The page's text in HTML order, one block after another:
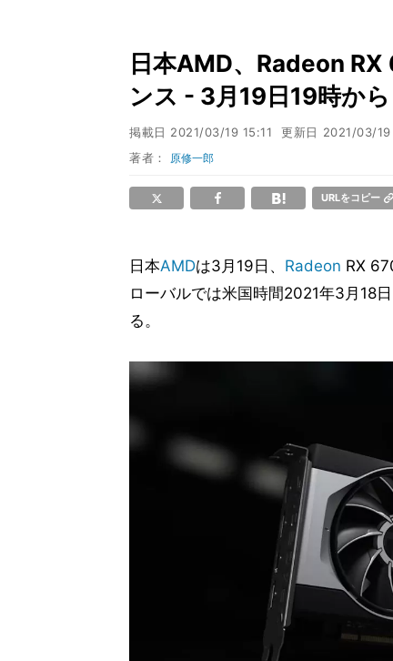
日本AMD、Radeon
ンス - 3月19日19時から
掲載日 2021/03/19 15:11 更新日 2021/03/19
著者： 原修一郎
URLをコピー
日本AMDは3月19日、 Radeon RX
ローバルでは米国時間2021年3月18
る。